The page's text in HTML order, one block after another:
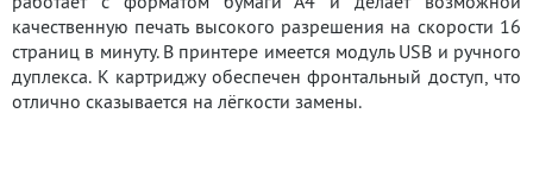
качественную печать высокого разрешения на скорости 16
страниц в минуту. В принтере имеется модуль USB и ручного
дуплекса. К картриджу обеспечен фронтальный доступ, что
отлично сказывается на лёгкости замены.